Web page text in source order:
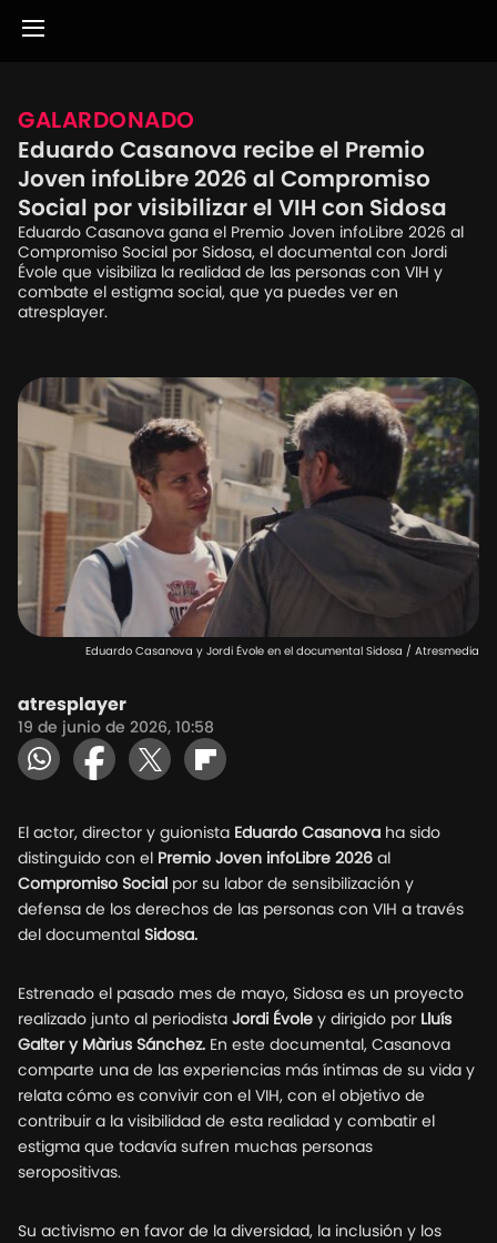
GALARDONADO
Eduardo Casanova recibe el Premio
Joven infoLibre 2026 al Compromiso
Social por visibilizar el VIH con Sidosa
Eduardo Casanova gana el Premio Joven infoLibre 2026 al
Compromiso Social por Sidosa, el documental con Jordi
Évole que visibiliza la realidad de las personas con VIH y
combate el estigma social, que ya puedes ver en
atresplayer.
Eduardo Casanova y Jordi Évole en el documental Sidosa / Atresmedia
atresplayer
19 de junio de 2026, 10:58
El actor, director y guionista Eduardo Casanova ha sido
distinguido con el Premio Joven infoLibre 2026 al
Compromiso Social por su labor de sensibilización y
defensa de los derechos de las personas con VIH a través
del documental Sidosa.
Estrenado el pasado mes de mayo, Sidosa es un proyecto
realizado junto al periodista Jordi Évole y dirigido por Lluís
Galter y Màrius Sánchez. En este documental, Casanova
comparte una de las experiencias más íntimas de su vida y
relata cómo es convivir con el VIH, con el objetivo de
contribuir a la visibilidad de esta realidad y combatir el
estigma que todavía sufren muchas personas
seropositivas.
Su activismo en favor de la diversidad, la inclusión y los